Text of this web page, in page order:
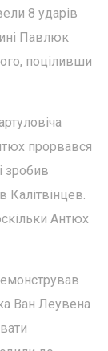
8 ударів
Павлюк
поціливши
прорвався
зробив
Калітвінцев.
Антюх
Ван Леувена